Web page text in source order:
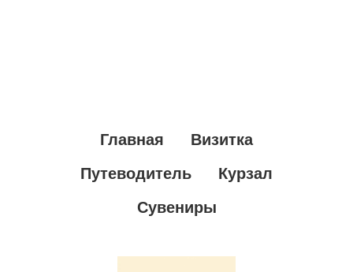
Главная
Визитка
Путеводитель
Курзал
Сувениры